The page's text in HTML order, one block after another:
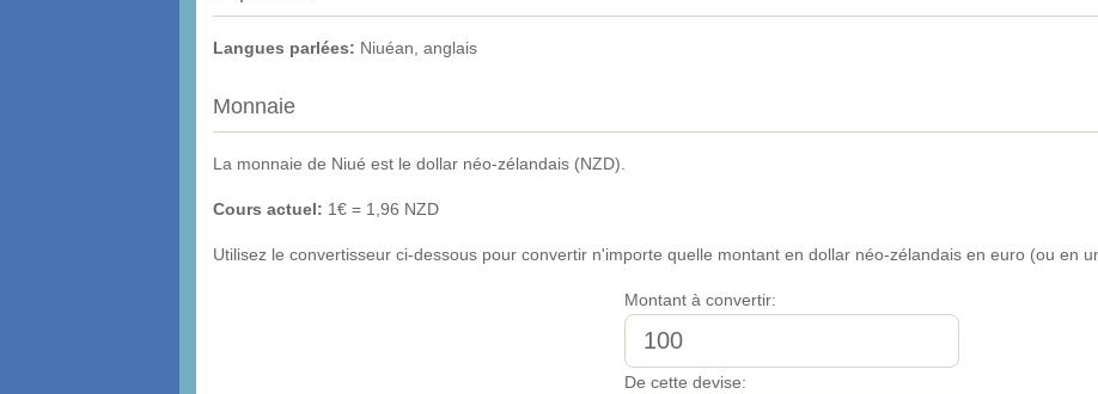
Langues parlées: Niuéan, anglais
Monnaie
La monnaie de Niué est le dollar néo-zélandais (NZD).
Cours actuel: 1€ = 1,96 NZD
Utilisez le convertisseur ci-dessous pour convertir n'importe quelle montant en dollar néo-zélandais en euro (ou en
Montant à convertir:
De cette devise: